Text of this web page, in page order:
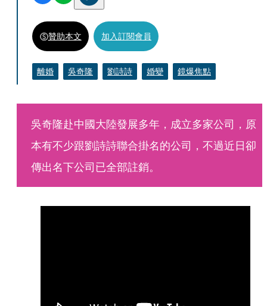
贊助本文 加入訂閱會員
離婚 吳奇隆 劉詩詩 婚變 鏡爆焦點
吳奇隆赴中國大陸發展多年，成立多家公司，原
本有不少跟劉詩詩聯合掛名的公司，不過近日卻
傳出名下公司已全部註銷。